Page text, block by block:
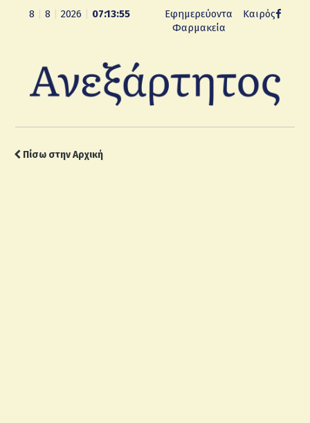
8 8 2026 07:13:56
Εφημερεύοντα
Φαρμακεία
Καιρός
Πίσω στην Αρχική